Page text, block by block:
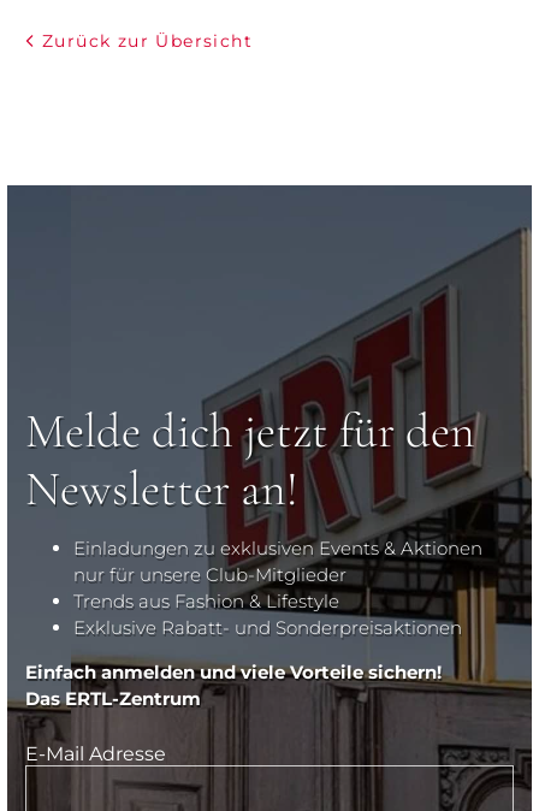
Zurück zur Übersicht
Melde dich jetzt für den
Newsletter an!
Einladungen zu exklusiven Events & Aktionen
nur für unsere Club-Mitglieder
Trends aus Fashion & Lifestyle
Exklusive Rabatt- und Sonderpreisaktionen
Einfach anmelden und viele Vorteile sichern!
Das ERTL-Zentrum
E-Mail Adresse